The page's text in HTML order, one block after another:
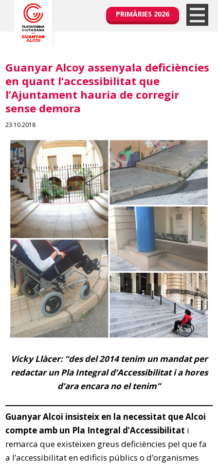
PRIMÀRIES 2026
Guanyar Alcoy assenyala deficiències
en quant l’accessibilitat que
l’Ajuntament hauria de corregir
sense demora
23.10.2018
Vicky Llàcer: “des del 2014 tenim un mandat per
redactar un Pla Integral d’Accessibilitat i a hores
d’ara encara no el tenim”
Guanyar Alcoi insisteix en la necessitat que Alcoi
compte amb un Pla Integral d’Accessibilitat i
remarca que existeixen greus deficiències pel que fa
a l’accessibilitat en edificis públics o d’organismes